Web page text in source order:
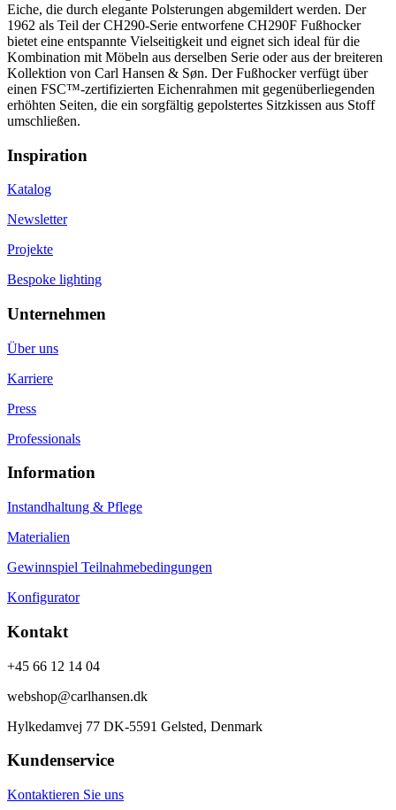
Eiche, die durch elegante Polsterungen abgemildert werden. Der
1962 als Teil der CH290-Serie entworfene CH290F Fußhocker
bietet eine entspannte Vielseitigkeit und eignet sich ideal für die
Kombination mit Möbeln aus derselben Serie oder aus der breiteren
Kollektion von Carl Hansen & Søn. Der Fußhocker verfügt über
einen FSC™-zertifizierten Eichenrahmen mit gegenüberliegenden
erhöhten Seiten, die ein sorgfältig gepolstertes Sitzkissen aus Stoff
umschließen.
Inspiration
Katalog
Newsletter
Projekte
Bespoke lighting
Unternehmen
Über uns
Karriere
Press
Professionals
Information
Instandhaltung & Pflege
Materialien
Gewinnspiel Teilnahmebedingungen
Konfigurator
Kontakt
+45 66 12 14 04
webshop@carlhansen.dk
Hylkedamvej 77 DK-5591 Gelsted, Denmark
Kundenservice
Kontaktieren Sie uns